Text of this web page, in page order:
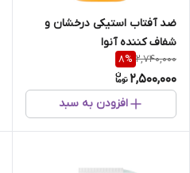
ضد آفتاب استیکی درخشان و
شفاف کننده آنوا
2,740,000
8%
2,500,000
افزودن به سبد